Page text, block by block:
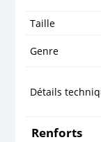
Taille
Genre
Détails
Renforts